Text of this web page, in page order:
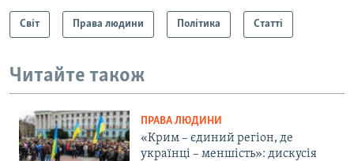
Світ Права людини Політика Статті
Читайте також
ПРАВА ЛЮДИНИ
«Крим – єдиний регіон, де
українці – меншість»: дискусія